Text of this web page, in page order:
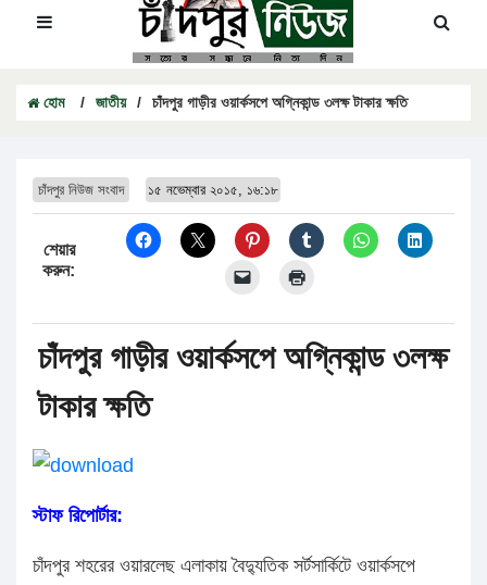
হোম / জাতীয় / চাঁদপুর গাড়ীর ওয়ার্কসপে অগ্নিকান্ড ৩লক্ষ টাকার ক্ষতি
চাঁদপুর নিউজ সংবাদ ১৫ নভেম্বার ২০১৫, ১৬:১৮
শেয়ার
করুন:
চাঁদপুর গাড়ীর ওয়ার্কসপে অগ্নিকান্ড ৩লক্ষ
টাকার ক্ষতি
স্টাফ রিপোর্টার:
চাঁদপুর শহরের ওয়ারলেছ এলাকায় বৈদ্যুতিক সর্টসার্কিটে ওয়ার্কসপে